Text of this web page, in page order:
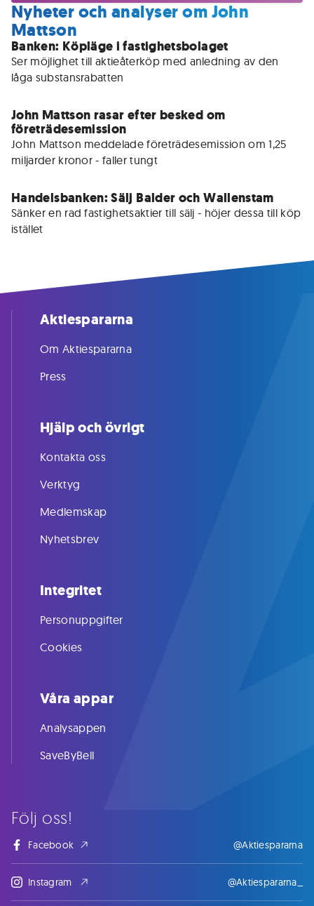
Nyheter och analyser om John
Mattson
Banken: Köpläge i fastighetsbolaget
Ser möjlighet till aktieåterköp med anledning av den
låga substansrabatten
John Mattson rasar efter besked om
företrädesemission
John Mattson meddelade företrädesemission om 1,25
miljarder kronor - faller tungt
Handelsbanken: Sälj Balder och Wallenstam
Sänker en rad fastighetsaktier till sälj - höjer dessa till köp
Följ oss!
Facebook @Aktiespararna
Instagram @Aktiespararna_
Aktiespararna
Om Aktiespararna
Press
Hjälp och övrigt
Kontakta oss
Verktyg
Medlemskap
Nyhetsbrev
Integritet
Personuppgifter
Cookies
Våra appar
Analysappen
SaveByBell